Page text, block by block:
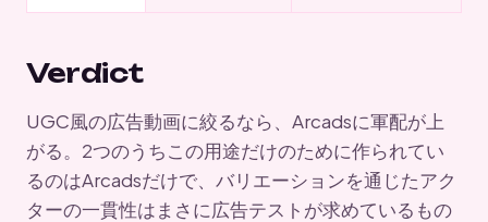
Verdict
UGC風の広告動画に絞るなら、Arcadsに軍配が上
がる。2つのうちこの用途だけのために作られてい
るのはArcadsだけで、バリエーションを通じたアク
ターの一貫性はまさに広告テストが求めているもの